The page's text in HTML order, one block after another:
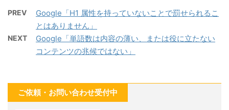
PREV
Google「H1 属性を持っていないことで罰せられるこ
とはありません」
NEXT
Google「単語数は内容の薄い、または役に立たない
コンテンツの兆候ではない」
ご依頼・お問い合わせ受付中